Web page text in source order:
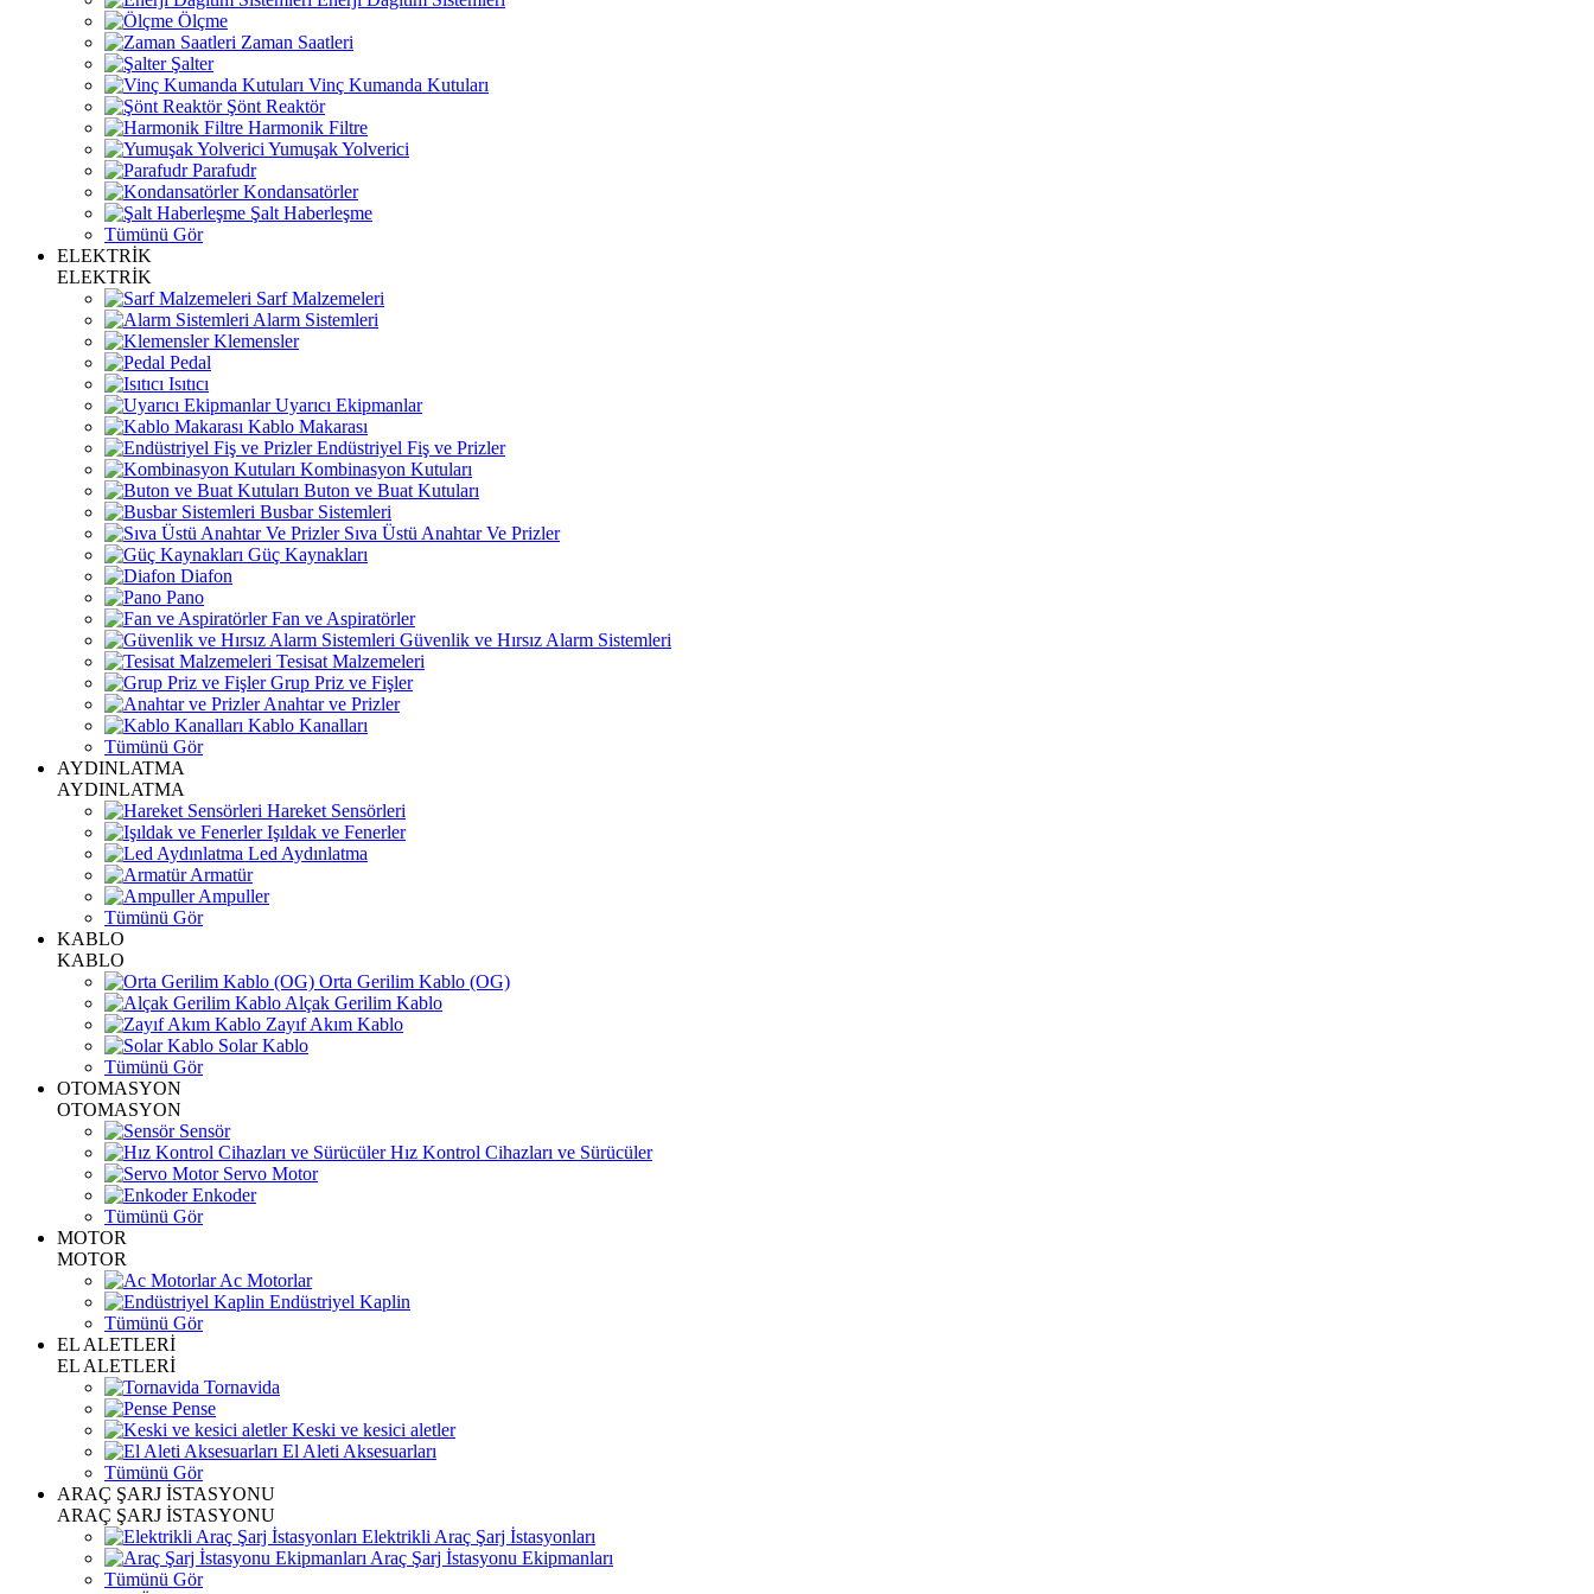
Ölçme
Zaman Saatleri
Şalter
Vinç Kumanda Kutuları
Şönt Reaktör
Harmonik Filtre
Yumuşak Yolverici
Parafudr
Kondansatörler
Şalt Haberleşme
Tümünü Gör
ELEKTRİK
ELEKTRİK
Sarf Malzemeleri
Alarm Sistemleri
Klemensler
Pedal
Isıtıcı
Uyarıcı Ekipmanlar
Kablo Makarası
Endüstriyel Fiş ve Prizler
Kombinasyon Kutuları
Buton ve Buat Kutuları
Busbar Sistemleri
Sıva Üstü Anahtar Ve Prizler
Güç Kaynakları
Diafon
Pano
Fan ve Aspiratörler
Güvenlik ve Hırsız Alarm Sistemleri
Tesisat Malzemeleri
Grup Priz ve Fişler
Anahtar ve Prizler
Kablo Kanalları
Tümünü Gör
AYDINLATMA
AYDINLATMA
Hareket Sensörleri
Işıldak ve Fenerler
Led Aydınlatma
Armatür
Ampuller
Tümünü Gör
KABLO
KABLO
Orta Gerilim Kablo (OG)
Alçak Gerilim Kablo
Zayıf Akım Kablo
Solar Kablo
Tümünü Gör
OTOMASYON
OTOMASYON
Sensör
Hız Kontrol Cihazları ve Sürücüler
Servo Motor
Enkoder
Tümünü Gör
MOTOR
MOTOR
Ac Motorlar
Endüstriyel Kaplin
Tümünü Gör
EL ALETLERİ
EL ALETLERİ
Tornavida
Pense
Keski ve kesici aletler
El Aleti Aksesuarları
Tümünü Gör
ARAÇ ŞARJ İSTASYONU
ARAÇ ŞARJ İSTASYONU
Elektrikli Araç Şarj İstasyonları
Araç Şarj İstasyonu Ekipmanları
Tümünü Gör